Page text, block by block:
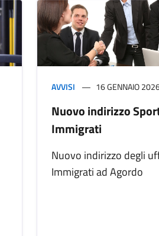
AVVISI 16 GENNAIO
Nuovo indirizzo
Immigrati
Nuovo indirizzo degli
Immigrati ad Agordo